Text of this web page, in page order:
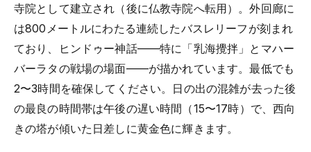
寺院として建立され（後に仏教寺院へ転用）。外回廊に
は800メートルにわたる連続したバスレリーフが刻まれ
ており、ヒンドゥー神話——特に「乳海攪拌」とマハー
バーラタの戦場の場面——が描かれています。最低でも
2〜3時間を確保してください。日の出の混雑が去った後
の最良の時間帯は午後の遅い時間（15〜17時）で、西向
きの塔が傾いた日差しに黄金色に輝きます。